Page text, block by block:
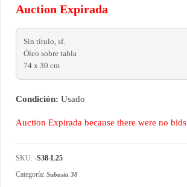
Auction Expirada
Sin título, sf.
Óleo sobre tabla
74 x 30 cm
Condición: Usado
Auction Expirada because there were no bids
SKU: -S38-L25
Categoría: Subasta 38